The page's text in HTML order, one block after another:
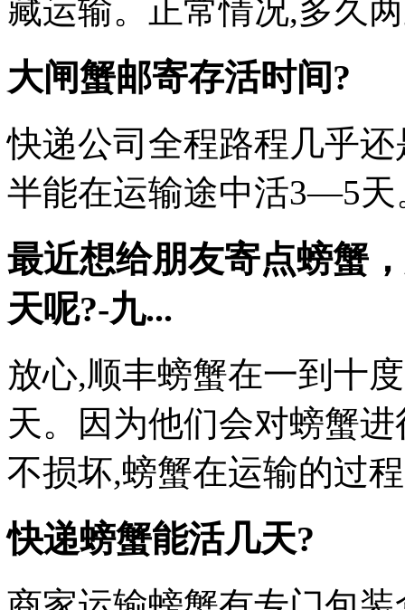
藏运输。正常情况,多久
大闸蟹邮寄存活时间?
快递公司全程路程几乎
半能在运输途中活3—5天
最近想给朋友寄点螃蟹
天呢?-九...
放心,顺丰螃蟹在一到十
天。因为他们会对螃蟹
不损坏,螃蟹在运输的过
快递螃蟹能活几天?